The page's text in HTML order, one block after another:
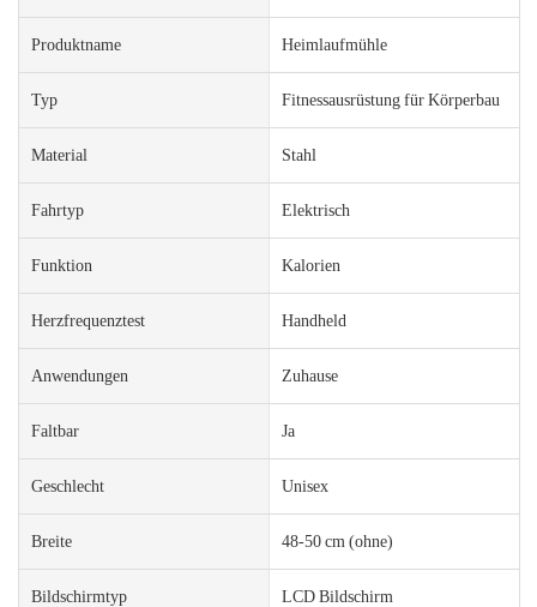
Produktname Heimlaufmühle
Typ Fitnessausrüstung für Körperbau
Material Stahl
Fahrtyp Elektrisch
Funktion Kalorien
Herzfrequenztest Handheld
Anwendungen Zuhause
Faltbar Ja
Geschlecht Unisex
Breite 48-50 cm (ohne)
Bildschirmtyp LCD Bildschirm